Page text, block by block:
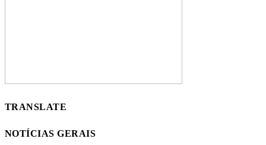
TRANSLATE
NOTÍCIAS GERAIS